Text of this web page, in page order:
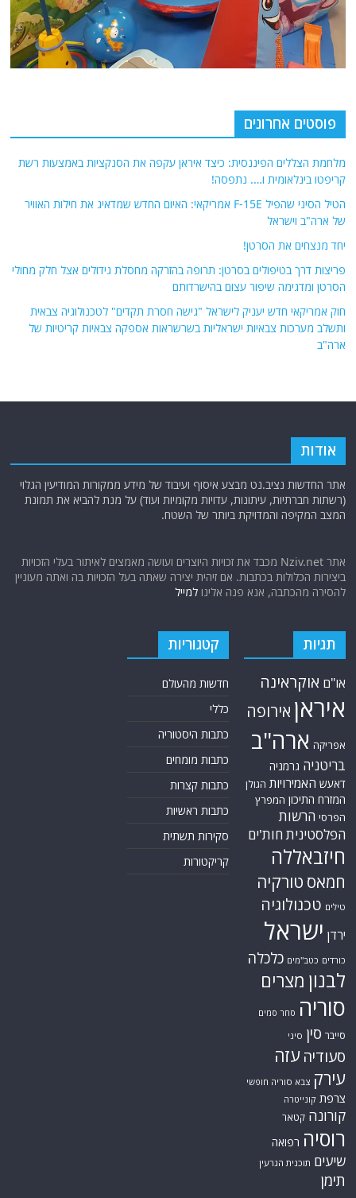
פוסטים אחרונים
מלחמת הצללים הפיננסית: כיצד איראן עקפה את הסנקציות באמצעות רשת
קריפטו בינלאומית ו…. נתפסה!
הטיל הסיני שהפיל F-15E אמריקאי: האיום החדש שמדאיג את חילות האוויר
של ארה"ב וישראל
יחד מנצחים את הסרטן!
פריצות דרך בטיפולים בסרטן: תרופה בהזרקה מחסלת גידולים אצל חלק מחולי
הסרטן ומדגימה שיפור עצום בהישרדותם
חוק אמריקאי חדש יעניק לישראל "גישה חסרת תקדים" לטכנולוגיה צבאית
ותשלב מערכות צבאיות ישראליות בשרשראות אספקה ​​צבאיות קריטיות של
ארה"ב
אודות
אתר החדשות נציב.נט מבצע איסוף ועיבוד של מידע ממקורות המודיעין הגלוי
(רשתות חברתיות, עיתונות, עדויות מקומיות ועוד) על מנת להביא את תמונת
המצב המקיפה והמדויקת ביותר של השטח.
אתר Nziv.net מכבד את זכויות היוצרים ועושה מאמצים לאיתור בעלי הזכויות
ביצירות הכלולות בכתבות. אם זיהית יצירה שאתה בעל הזכויות בה ואתה מעוניין
להסירה מהכתבה, אנא פנה אלינולמייל
תגיות
או"ם אוקראינה
איראן אירופה
אפריקה ארה"ב
בריטניה גרמניה
דאעש האמירויות הגולן
המזרח התיכון המפרץ
הפרסי הרשות
הפלסטיניתחות'ים
חיזבאללה
חמאס טורקיה
טילים טכנולוגיה
ירדן ישראל
כורדים כטב"מים כלכלה
לבנון מצרים
סוריה סחר סמים
סייבר סין סיני
סעודיה עזה
עירק צבא סוריה חופשי
צרפת קונייטרה
קורונה קטאר
רוסיה רפואה
שיעים תוכנית הגרעין
תימן
קטגוריות
חדשות מהעולם
כללי
כתבות היסטוריה
כתבות מומחים
כתבות קצרות
כתבות ראשיות
סקירות תשתית
קריקטורות